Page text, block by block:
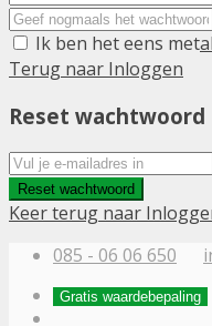
Ik ben het eens met
Terug naar Inloggen
Reset wachtwoord
Reset wachtwoord
Keer terug naar
085 - 06 06 650
Gratis waardebepaling